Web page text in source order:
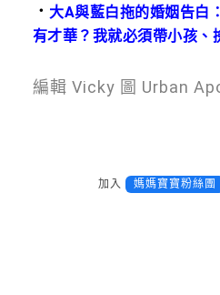
． 大A與藍白拖的婚姻告白
有才華？我就必須帶小孩、
編輯 Vicky 圖 Urban
加入 媽媽寶寶粉絲團